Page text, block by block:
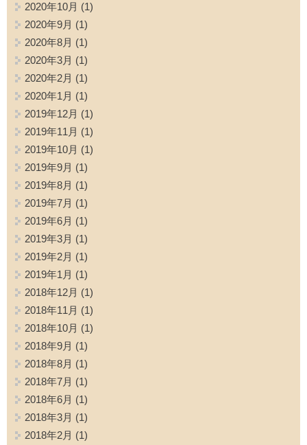
2020年10月 (1)
2020年9月 (1)
2020年8月 (1)
2020年3月 (1)
2020年2月 (1)
2020年1月 (1)
2019年12月 (1)
2019年11月 (1)
2019年10月 (1)
2019年9月 (1)
2019年8月 (1)
2019年7月 (1)
2019年6月 (1)
2019年3月 (1)
2019年2月 (1)
2019年1月 (1)
2018年12月 (1)
2018年11月 (1)
2018年10月 (1)
2018年9月 (1)
2018年8月 (1)
2018年7月 (1)
2018年6月 (1)
2018年3月 (1)
2018年2月 (1)